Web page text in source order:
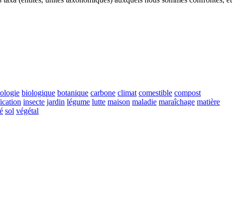
biologique botanique carbone climat comestible compost
insecte jardin légume lutte maison maladie maraîchage matière
sol végétal